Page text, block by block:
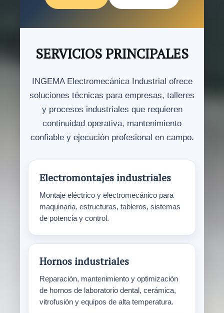
SERVICIOS PRINCIPALES
INGEMA Electromecánica Industrial ofrece
soluciones técnicas para empresas, talleres
y procesos industriales que requieren
continuidad operativa, mantenimiento
confiable y ejecución profesional en campo.
Electromontajes industriales
Montaje eléctrico y electromecánico para
maquinaria, estructuras, tableros, sistemas
de potencia y control.
Hornos industriales
Reparación, mantenimiento y optimización
de hornos de laboratorio dental, cerámica,
vitrofusión y equipos de alta temperatura.